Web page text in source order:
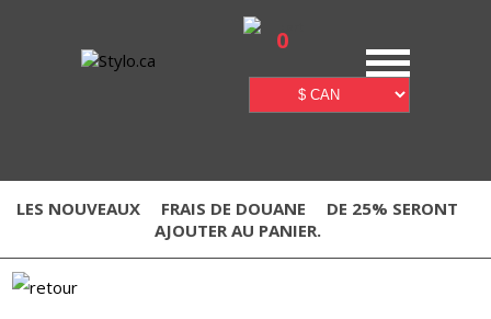
0
LES NOUVEAUX FRAIS DE DOUANE
DE 25% SERONT
AJOUTER AU PANIER.